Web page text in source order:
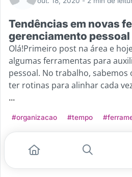
Tendências em novas
gerenciamento pessoal
Olá!Primeiro post na área e
algumas ferramentas para
pessoal. No trabalho,
ter rotinas para alinhar cada
...
#organizacao #tempo
Leia mais